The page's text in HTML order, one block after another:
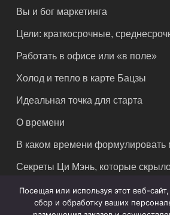
Вы и бог маркетинга
Цели: краткосрочные,
Работать в офисе или «в поле»
Холод и тепло в карте Бацзы
Идеальная точка для старта
О времени
В каком времени формулировать
Секреты Ци Мэнь, которые
Посещая или используя этот веб-
сбор и обработку ваших